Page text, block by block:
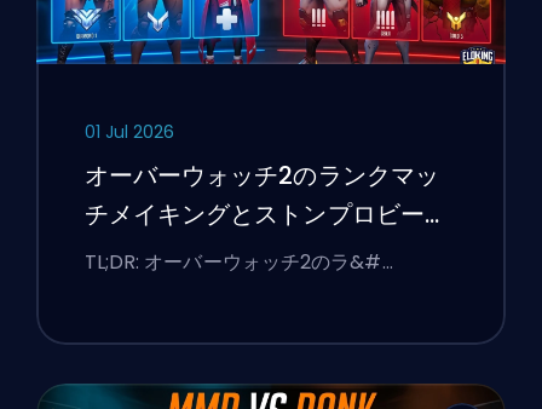
01 Jul 2026
オーバーウォッチ2のランクマッ
チメイキングとストンプロビーを
修正する方法
TL;DR: オーバーウォッチ2のラ&#…